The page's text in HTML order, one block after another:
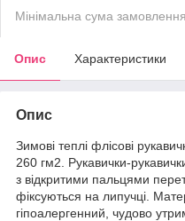
Мінімальна сума
Опис Характеристики
Опис
Зимові теплі флісові
260 гм2. Рукавички-
з відкритими пальцями
фіксуються на липучці.
гіпоалергенний, чудово